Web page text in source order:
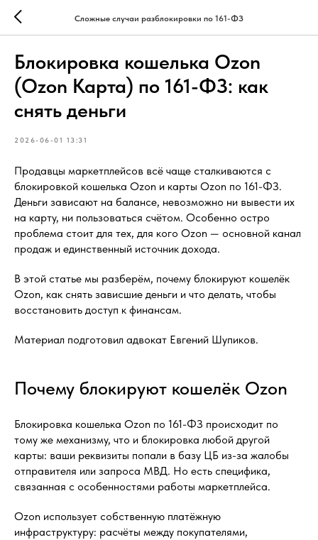
Сложные случаи разблокировки по 161-ФЗ
Блокировка кошелька Ozon
(Ozon Карта) по 161-ФЗ: как
снять деньги
2026-06-01 13:31
Продавцы маркетплейсов всё чаще сталкиваются с
блокировкой кошелька Ozon и карты Ozon по 161-ФЗ.
Деньги зависают на балансе, невозможно ни вывести их
на карту, ни пользоваться счётом. Особенно остро
проблема стоит для тех, для кого Ozon — основной канал
продаж и единственный источник дохода.
В этой статье мы разберём, почему блокируют кошелёк
Ozon, как снять зависшие деньги и что делать, чтобы
восстановить доступ к финансам.
Материал подготовил адвокат Евгений Шупиков.
Почему блокируют кошелёк Ozon
Блокировка кошелька Ozon по 161-ФЗ происходит по
тому же механизму, что и блокировка любой другой
карты: ваши реквизиты попали в базу ЦБ из-за жалобы
отправителя или запроса МВД. Но есть специфика,
связанная с особенностями работы маркетплейса.
Ozon использует собственную платёжную
инфраструктуру: расчёты между покупателями,